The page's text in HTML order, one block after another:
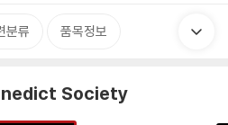
분류 품목정보
Society